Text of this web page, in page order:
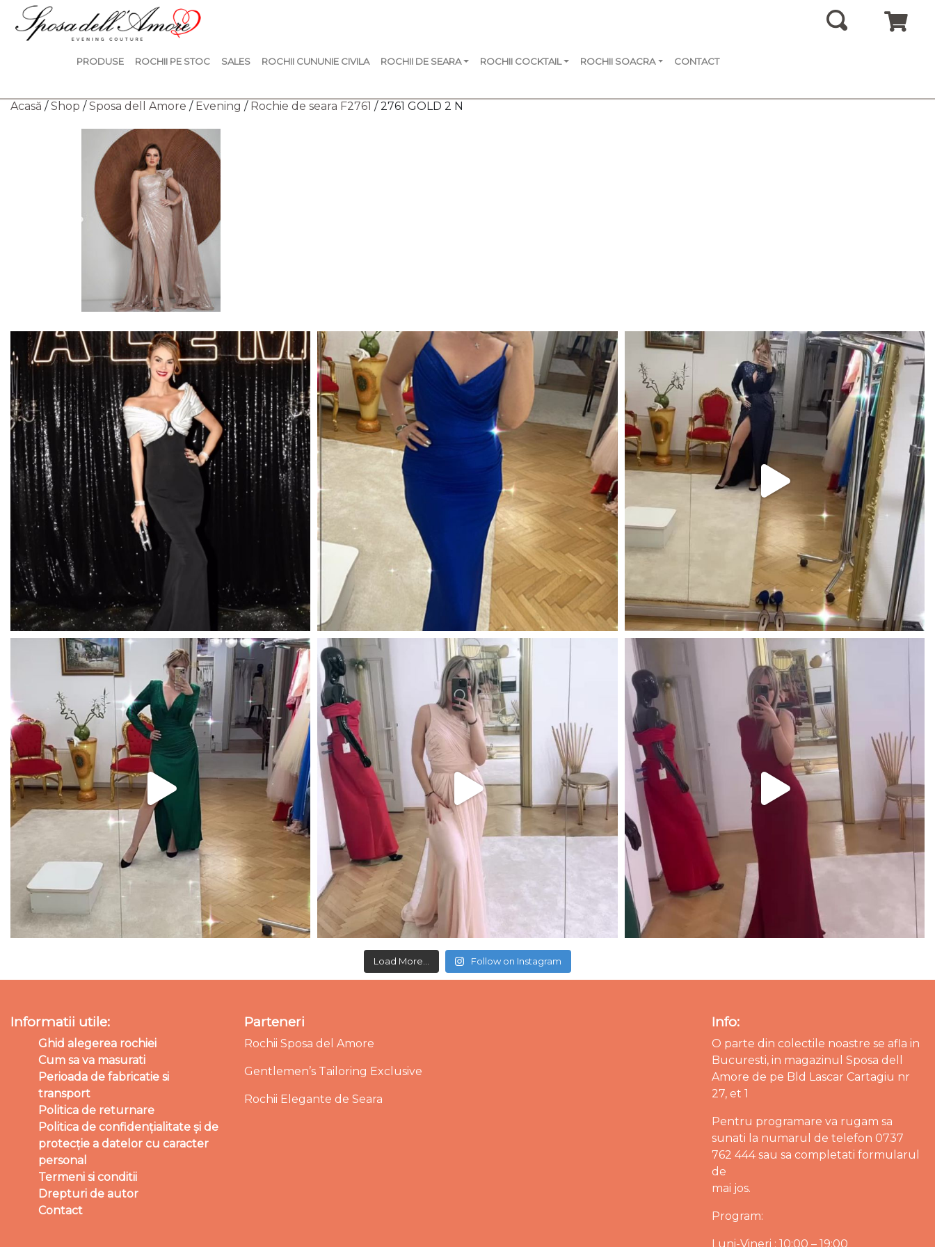
PRODUSE ROCHII PE STOC SALES ROCHII CUNUNIE CIVILA ROCHII DE SEARA ROCHII COCKTAIL ROCHII SOACRA CONTACT
Acasă /Shop /Sposa dell Amore / Evening / Rochie de seara F2761 / 2761 GOLD 2 N
Load More... Follow on Instagram
Informatii utile:
Ghid alegerea rochiei
Cum sa va masurati
Perioada de fabricatie si
transport
Politica de returnare
Politica de confidențialitate și de
protecție a datelor cu caracter
personal
Termeni si conditii
Drepturi de autor
Contact
Parteneri
Rochii Sposa del Amore
Gentlemen’s Tailoring Exclusive
Rochii Elegante de Seara
Info:
O parte din colectile noastre se afla in
Bucuresti, in magazinul Sposa dell
Amore de pe Bld Lascar Cartagiu nr
27, et 1
Pentru programare va rugam sa
sunati la numarul de telefon 0737
762 444 sau sa completati formularul
de
mai jos.
Program:
Luni-Vineri : 10:00 – 19:00